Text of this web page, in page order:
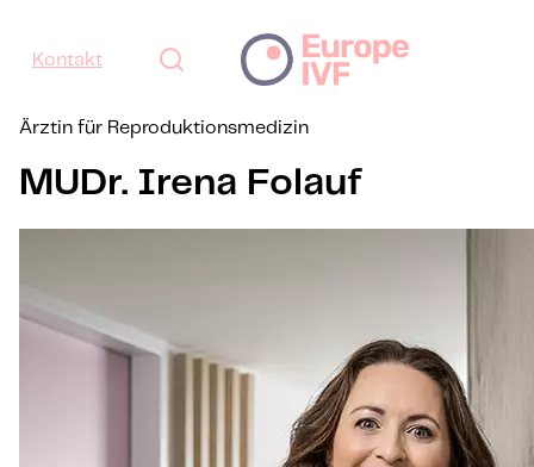
Kontakt
Ärztin für Reproduktionsmedizin
MUDr. Irena Folauf